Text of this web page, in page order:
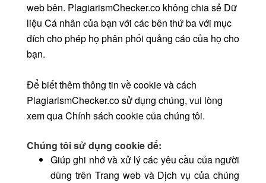
web bên. PlagiarismChecker.co không chia sẻ Dữ
liệu Cá nhân của bạn với các bên thứ ba với mục
đích cho phép họ phân phối quảng cáo của họ cho
bạn.
Để biết thêm thông tin về cookie và cách
PlagiarismChecker.co sử dụng chúng, vui lòng
xem qua Chính sách cookie của chúng tôi.
Chúng tôi sử dụng cookie để:
Giúp ghi nhớ và xử lý các yêu cầu của người
dùng trên Trang web và Dịch vụ của chúng